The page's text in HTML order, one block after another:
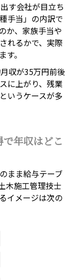
す会社が目立ち
手当」の内訳で
か、家族手当や
れるかで、実際
。
収が35万円前後
に上がり、残業
いうケースが多
年収はどこ
まま給与テーブ
木施工管理技士
イメージは次の